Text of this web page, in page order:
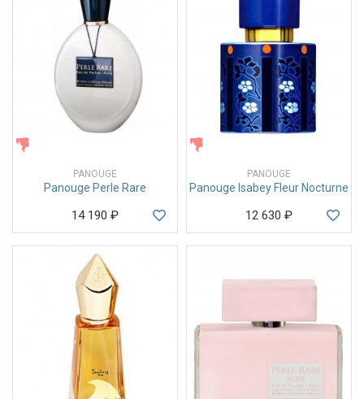
PANOUGE
Panouge Perle Rare
14 190 ₽
PANOUGE
Panouge Isabey Fleur Nocturne
12 630 ₽